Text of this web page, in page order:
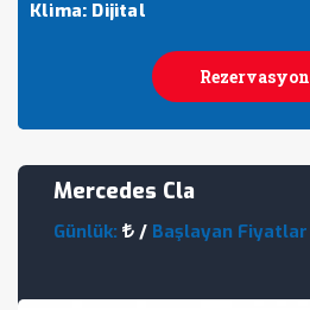
Klima: Dijital
Rezervasyon
Mercedes Cla
Günlük: / Başlayan Fiyatlar